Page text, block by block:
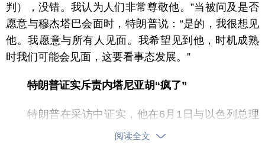
判），没错。我认为人们非常尊敬他。”当被问及是否
愿意与穆杰塔巴会面时，特朗普说：“是的，我很想见
他。我愿意与所有人见面。我希望见到他，时机成熟
时我们可能会见面，这要看事态发展。”
特朗普证实斥责内塔尼亚胡“疯了”
特朗普在采访中证实，他在6月1日与以色列总理
内塔尼亚胡通话时斥责其“疯了”，但称两人“合作得非
阅读全文